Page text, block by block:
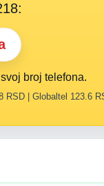
broj telefona.
RSD | Globaltel 123.6